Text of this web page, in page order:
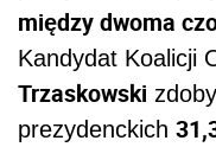
między dwoma
Kandydat Koalicji
Trzaskowski
prezydenckich